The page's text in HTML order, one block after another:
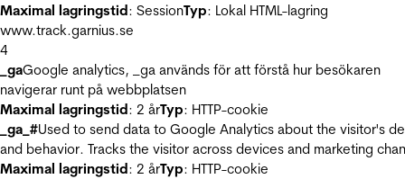
Maximal lagringstid: SessionTyp: Lokal HTML-lagring
www.track.garnius.se
4
_gaGoogle analytics, _ga används för att förstå hur besökaren
navigerar runt på webbplatsen
Maximal lagringstid: 2 årTyp: HTTP-cookie
_ga_#Used to send data to Google Analytics about the visitor's
and behavior. Tracks the visitor across devices and marketing
Maximal lagringstid: 2 årTyp: HTTP-cookie